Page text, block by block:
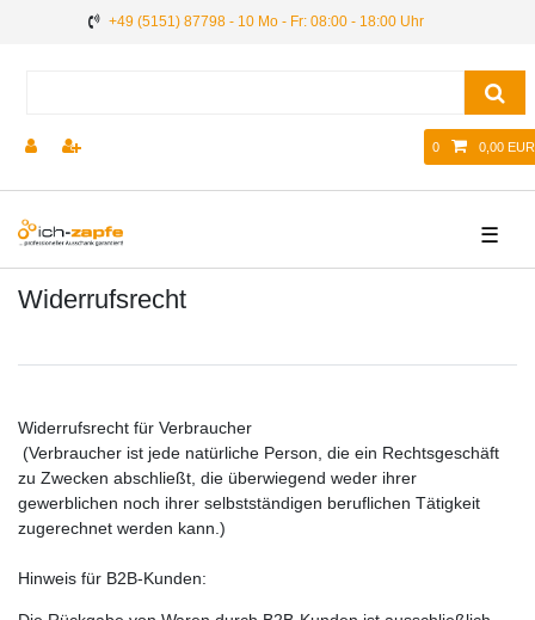
+49 (5151) 87798 - 10 Mo - Fr: 08:00 - 18:00 Uhr
0 0,00 EUR
☰
Widerrufs­recht
Widerrufsrecht für Verbraucher
(Verbraucher ist jede natürliche Person, die ein Rechtsgeschäft
zu Zwecken abschließt, die überwiegend weder ihrer
gewerblichen noch ihrer selbstständigen beruflichen Tätigkeit
zugerechnet werden kann.)
Hinweis für B2B-Kunden: